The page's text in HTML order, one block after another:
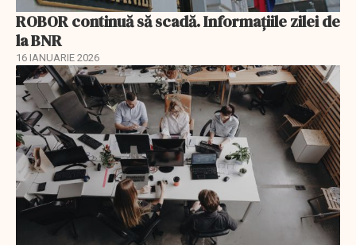
ROBOR continuă să scadă. Informaţiile zilei de
la BNR
16 IANUARIE 2026